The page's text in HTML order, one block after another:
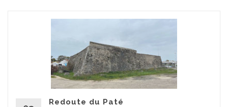
Redoute du Paté